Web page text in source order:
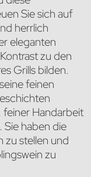
Sie sich auf
herrlich
eleganten
zu den
Grills bilden.
feinen
Handarbeit
haben die
zu stellen und
zu